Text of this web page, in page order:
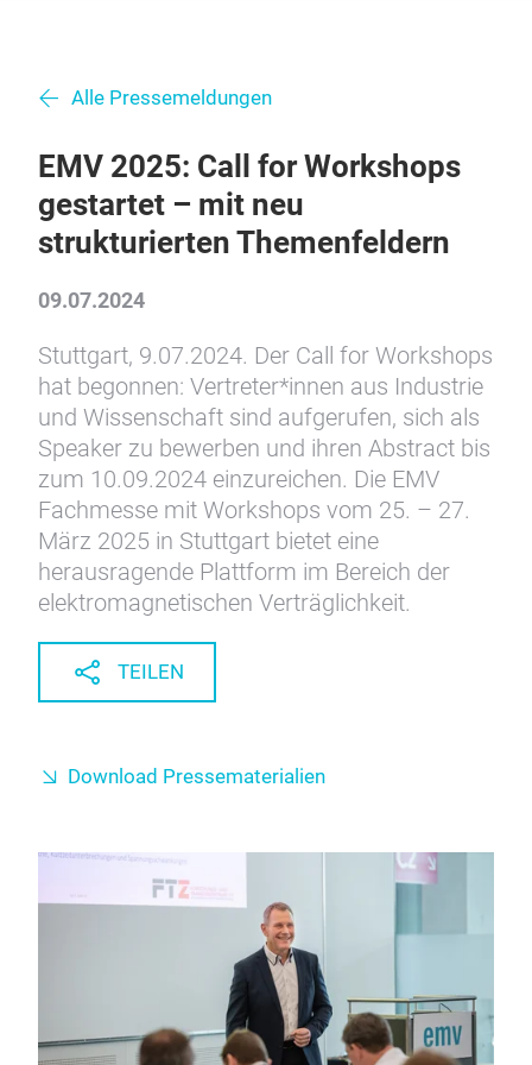
Alle Pressemeldungen
EMV 2025: Call for Workshops
gestartet – mit neu
strukturierten Themenfeldern
09.07.2024
Stuttgart, 9.07.2024. Der Call for Workshops
hat begonnen: Vertreter*innen aus Industrie
und Wissenschaft sind aufgerufen, sich als
Speaker zu bewerben und ihren Abstract bis
zum 10.09.2024 einzureichen. Die EMV
Fachmesse mit Workshops vom 25. – 27.
März 2025 in Stuttgart bietet eine
herausragende Plattform im Bereich der
elektromagnetischen Verträglichkeit.
TEILEN
Download Pressematerialien